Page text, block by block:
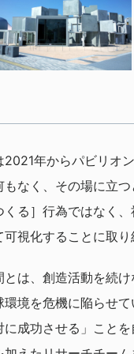
2021年からパビリオ
もなく、その場に立
くる］行為ではなく
可視化することに取り
とは、創造活動を続
環境を危機に陥らせ
に成功させる」こと